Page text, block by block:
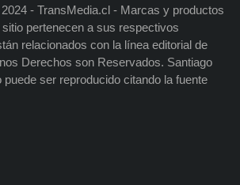
- TransMedia.cl - Marcas y productos
pertenecen a sus respectivos
relacionados con la línea editorial de
Derechos son Reservados. Santiago
puede ser reproducido citando la fuente